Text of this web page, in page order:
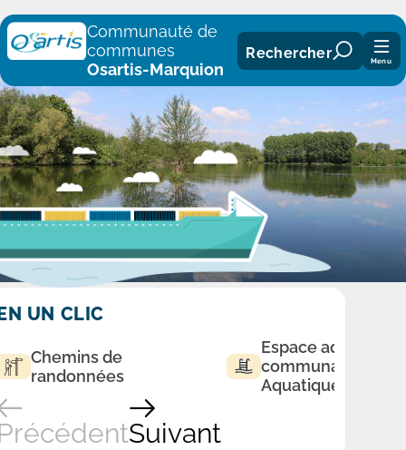
Panneau de gestion des cookies
Communauté de
communes
Osartis-Marquion
Rechercher Menu
UN CLIC
Chemins de
randonnées
Espace
communautaire
Aquatique
Suivant